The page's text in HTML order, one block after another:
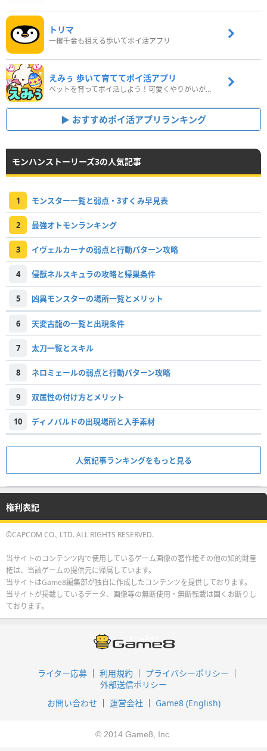
トリマ
一攫千金も狙える歩いてポイ活アプリ
えみぅ 歩いて育ててポイ活アプリ
ペットを育ってポイ活しよう！可愛くやりがいがある新感覚アプリ
おすすめポイ活アプリランキング
モンハンストーリーズ3の人気記事
1 モンスター一覧と弱点・3すくみ早見表
2 最強オトモンランキング
3 イヴェルカーナの弱点と行動パターン攻略
4 侵獣ネルスキュラの攻略と帰巣条件
5 凶異モンスターの場所一覧とメリット
6 天変古龍の一覧と出現条件
7 太刀一覧とスキル
8 ネロミェールの弱点と行動パターン攻略
9 双属性の付け方とメリット
10 ディノバルドの出現場所と入手素材
人気記事ランキングをもっと見る
権利表記
©CAPCOM CO., LTD. ALL RIGHTS RESERVED.
当サイトのコンテンツ内で使用しているゲーム画像の著作権その他の知的財産
権は、当該ゲームの提供元に帰属しています。
当サイトはGame8編集部が独自に作成したコンテンツを提供しております。
当サイトが掲載しているデータ、画像等の無断使用・無断転載は固くお断りし
ております。
ライター応募 利用規約
プライバシーポリシー
外部送信ポリシー
お問い合わせ
運営会社 Game8 (English)
© 2014 Game8, Inc.